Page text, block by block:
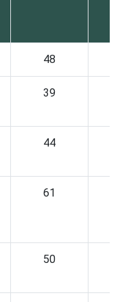
48
39
44
61
50